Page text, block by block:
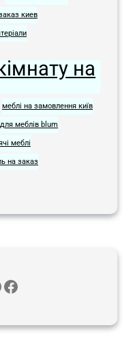
киев
на
меблі на замовлення київ
меблів blum
меблі
на заказ
Facebook